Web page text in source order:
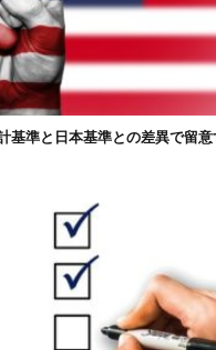
基準と日本基準との差異で留